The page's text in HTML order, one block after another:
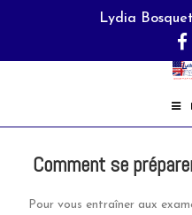
Lydia
Comment se
Pour vous entraîner aux